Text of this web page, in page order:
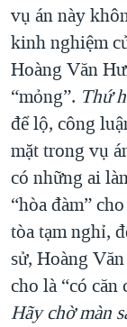
vụ án này
kinh nghiệm
Hoàng Văn
“mỏng”. Thứ
để lộ, công
mặt trong vụ
có những ai
“hòa đàm”
tòa tạm nghỉ,
sử, Hoàng
cho là “có căn
Hãy chờ màn